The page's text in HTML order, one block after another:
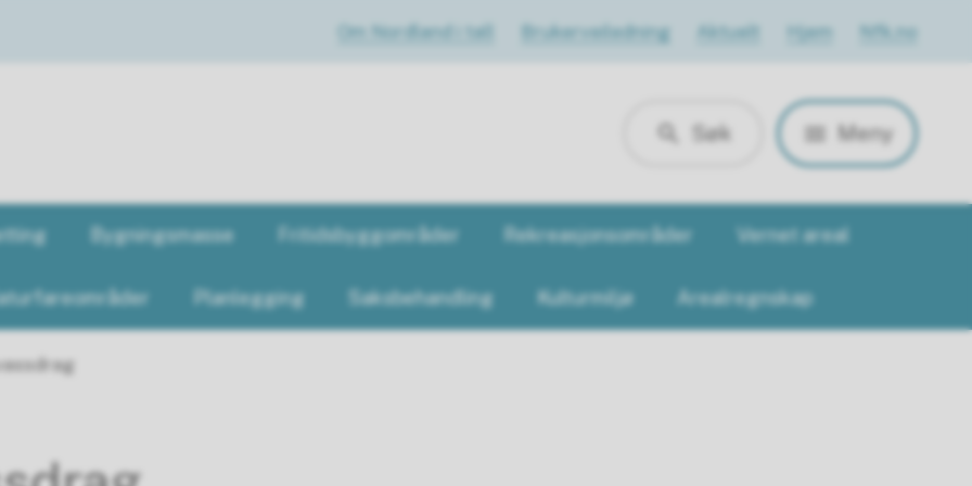
Om Nordland i tall Brukerveiledning Aktuelt Hjem Nfk.no
Søk Meny
Bygningsmasse Fritidsbyggområder Rekreasjonsområder Vernet areal
Planlegging Saksbehandling Kulturmiljø Arealregnskap